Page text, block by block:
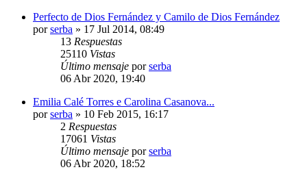
Perfecto de Dios Fernández y Camilo de Dios Fernández
porserba » 17 Jul 2014, 08:49
13 Respuestas
25110 Vistas
Último mensaje porserba
06 Abr 2020, 19:40
Emilia Calé Torres e Carolina Casanova...
porserba » 10 Feb 2015, 16:17
2 Respuestas
17061 Vistas
Último mensaje porserba
06 Abr 2020, 18:52